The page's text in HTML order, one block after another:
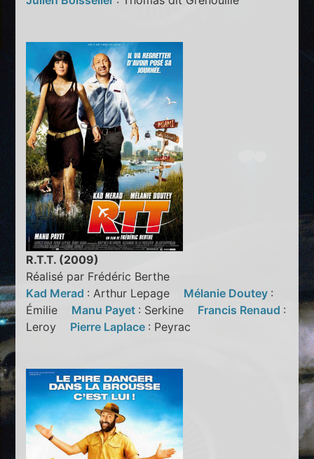
R.T.T. (2009)
Réalisé par Frédéric Berthe
Kad Merad : Arthur Lepage Mélanie Doutey :
Émilie Manu Payet : Serkine Francis Renaud :
Leroy Pierre Laplace : Peyrac